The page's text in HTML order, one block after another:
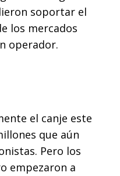
soportar el
los mercados
operador.
el canje este
que aún
Pero los
empezaron a